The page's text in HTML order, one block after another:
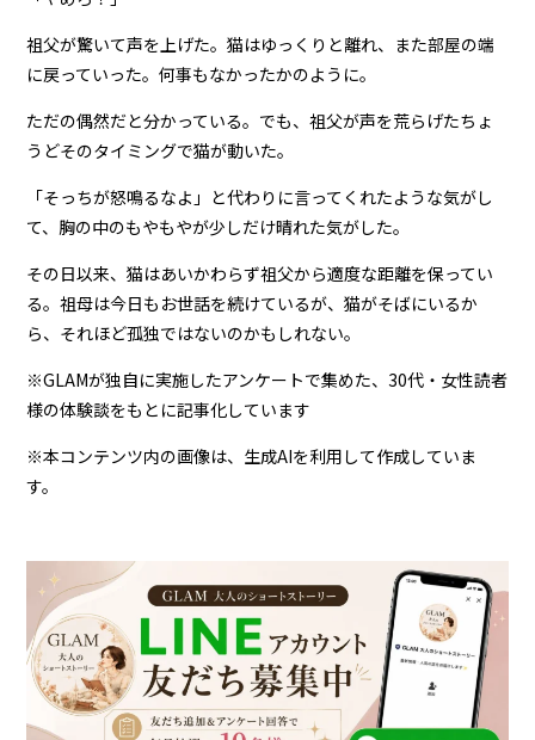
祖父が驚いて声を上げた。猫はゆっくりと離れ、また部屋の端
に戻っていった。何事もなかったかのように。
ただの偶然だと分かっている。でも、祖父が声を荒らげたちょ
うどそのタイミングで猫が動いた。
「そっちが怒鳴るなよ」と代わりに言ってくれたような気がし
て、胸の中のもやもやが少しだけ晴れた気がした。
その日以来、猫はあいかわらず祖父から適度な距離を保ってい
る。祖母は今日もお世話を続けているが、猫がそばにいるか
ら、それほど孤独ではないのかもしれない。
※GLAMが独自に実施したアンケートで集めた、30代・女性読者
様の体験談をもとに記事化しています
※本コンテンツ内の画像は、生成AIを利用して作成していま
す。